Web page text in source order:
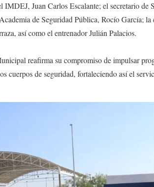
IMDEJ, Juan Carlos Escalante; el secretario
de Seguridad Pública, Rocío García;
así como el entrenador Julián Palacios.
reafirma su compromiso de impulsar
cuerpos de seguridad, fortaleciendo así el